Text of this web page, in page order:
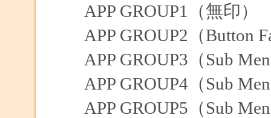
APP GROUP1（無印）
APP GROUP2（Button
APP GROUP3（Sub
APP GROUP4（Sub
APP GROUP5（Sub